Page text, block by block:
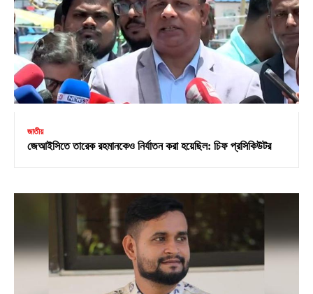
জাতীয়
জেআইসিতে তারেক রহমানকেও নির্যাতন করা হয়েছিল: চিফ প্রসিকিউটর